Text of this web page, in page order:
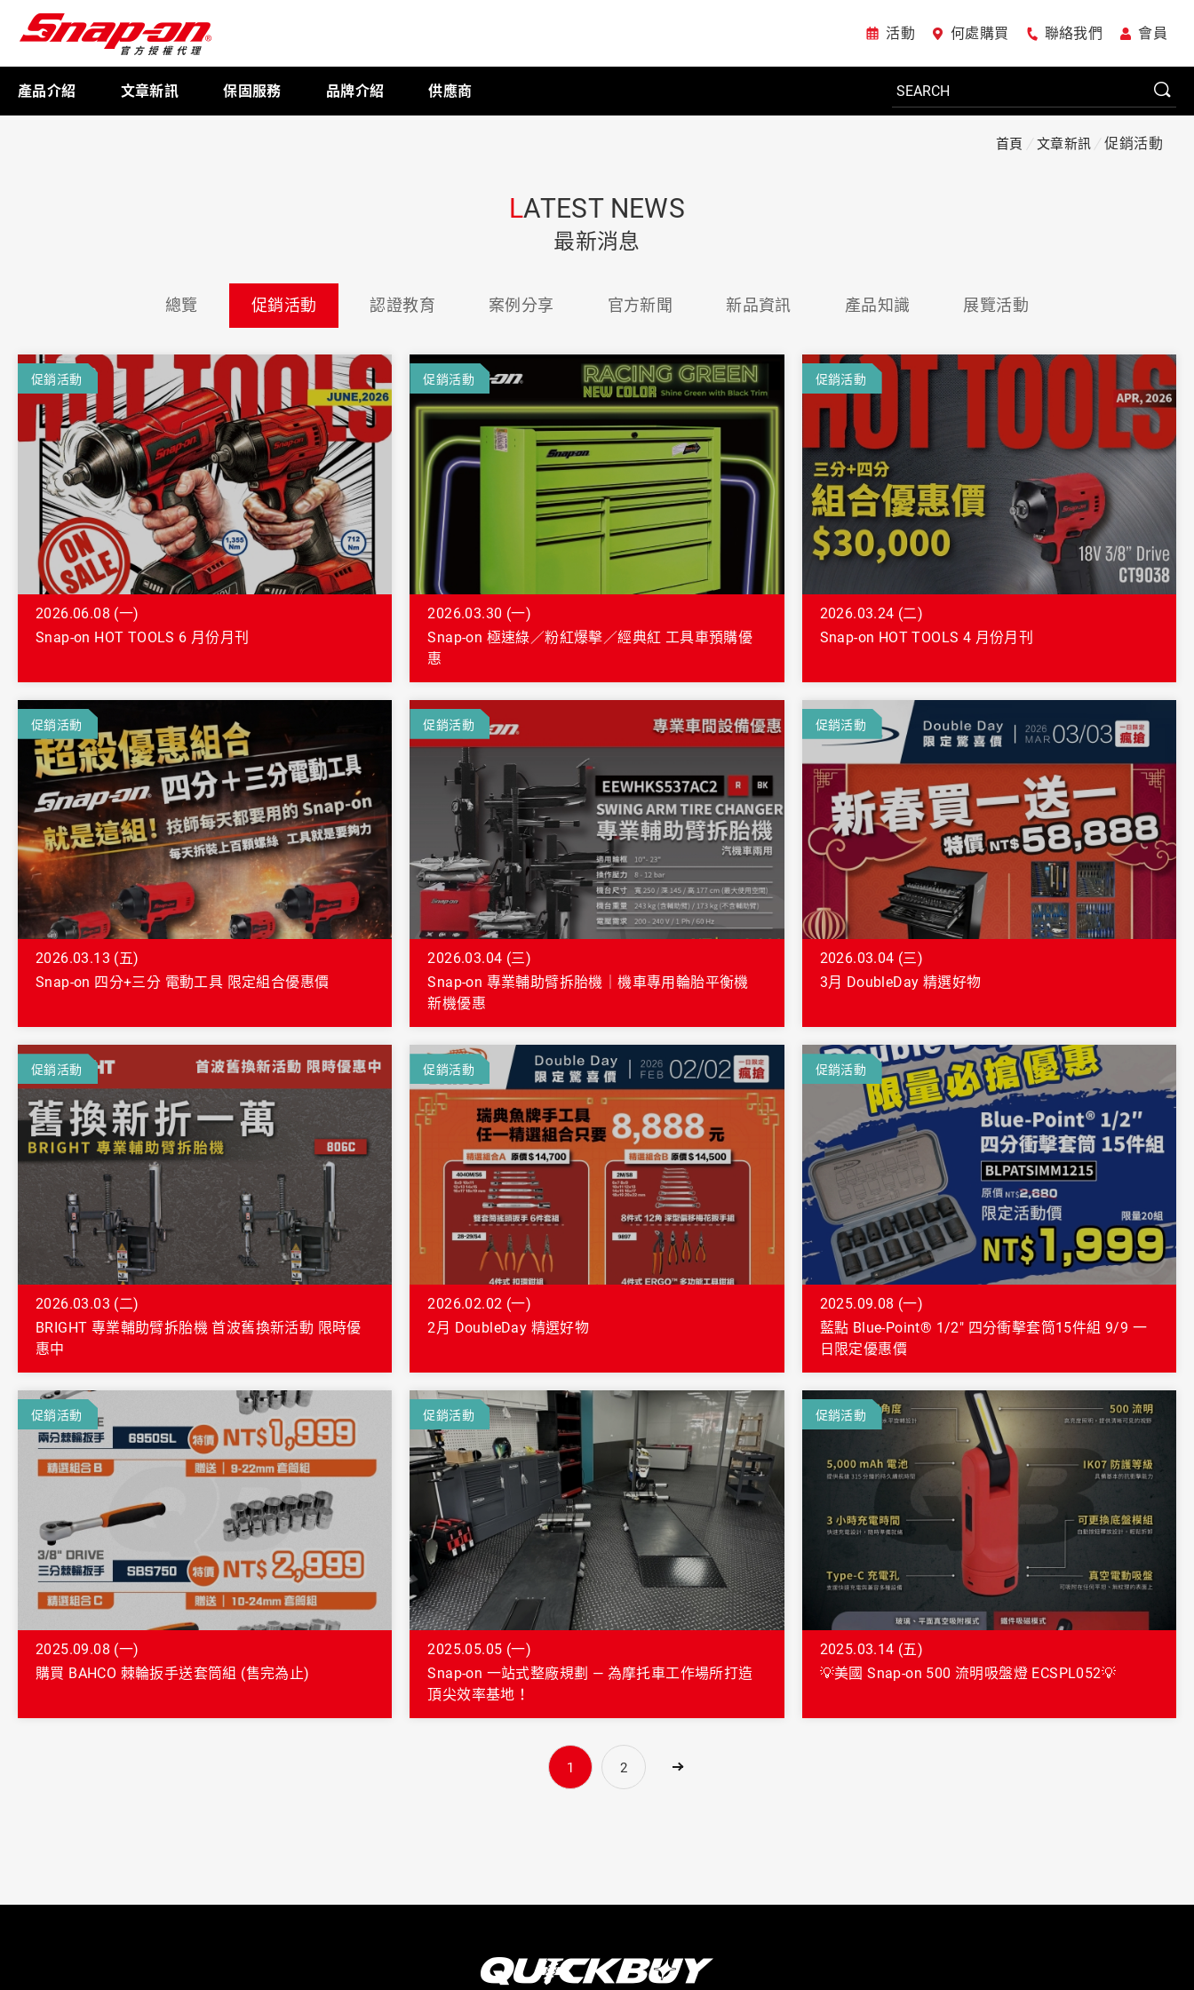
活動 何處購買 聯絡我們 會員
產品介紹
限量週邊商品 工業 車廠專用工具
航太專用工具 工業半導體 美國JohnBean設備
美國藍點 Blue-Point BAHCO 瑞典魚牌 義大利 Bike-Lift
文章新訊 保固服務 品牌介紹 供應商
首頁 文章新訊 促銷活動
LATEST NEWS
最新消息
總覽 促銷活動 認證教育 案例分享 官方新聞 新品資訊 產品知識 展覽活動
促銷活動
2026.06.08 (一)
Snap-on HOT TOOLS 6 月份月刊
促銷活動
2026.03.30 (一)
Snap-on 極速綠／粉紅爆擊／經典紅 工具車預購優
惠
促銷活動
2026.03.24 (二)
Snap-on HOT TOOLS 4 月份月刊
促銷活動
2026.03.13 (五)
Snap-on 四分+三分 電動工具 限定組合優惠價
促銷活動
2026.03.04 (三)
Snap-on 專業輔助臂拆胎機｜機車專用輪胎平衡機
新機優惠
促銷活動
2026.03.04 (三)
3月 DoubleDay 精選好物
促銷活動
2026.03.03 (二)
BRIGHT 專業輔助臂拆胎機 首波舊換新活動 限時優
惠中
促銷活動
2026.02.02 (一)
2月 DoubleDay 精選好物
促銷活動
2025.09.08 (一)
藍點 Blue-Point® 1/2" 四分衝擊套筒15件組 9/9 一
日限定優惠價
促銷活動
2025.09.08 (一)
購買 BAHCO 棘輪扳手送套筒組 (售完為止)
促銷活動
2025.05.05 (一)
Snap-on 一站式整廠規劃 — 為摩托車工作場所打造
頂尖效率基地！
促銷活動
2025.03.14 (五)
💡美國 Snap-on 500 流明吸盤燈 ECSPL052💡
1 2